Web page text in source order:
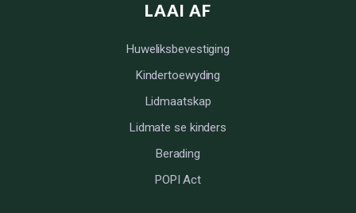
LAAI AF
Huweliksbevestiging
Kindertoewyding
Lidmaatskap
Lidmate se kinders
Berading
POPI Act